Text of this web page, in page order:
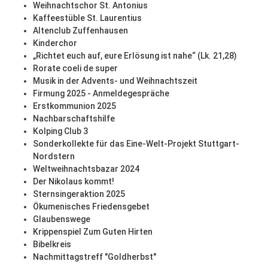
Weihnachtschor St. Antonius
Kaffeestüble St. Laurentius
Altenclub Zuffenhausen
Kinderchor
„Richtet euch auf, eure Erlösung ist nahe“ (Lk. 21,28)
Rorate coeli de super
Musik in der Advents- und Weihnachtszeit
Firmung 2025 - Anmeldegespräche
Erstkommunion 2025
Nachbarschaftshilfe
Kolping Club 3
Sonderkollekte für das Eine-Welt-Projekt Stuttgart-
Nordstern
Weltweihnachtsbazar 2024
Der Nikolaus kommt!
Sternsingeraktion 2025
Ökumenisches Friedensgebet
Glaubenswege
Krippenspiel Zum Guten Hirten
Bibelkreis
Nachmittagstreff "Goldherbst"